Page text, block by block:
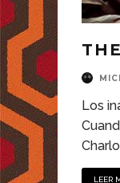
Los
LEER